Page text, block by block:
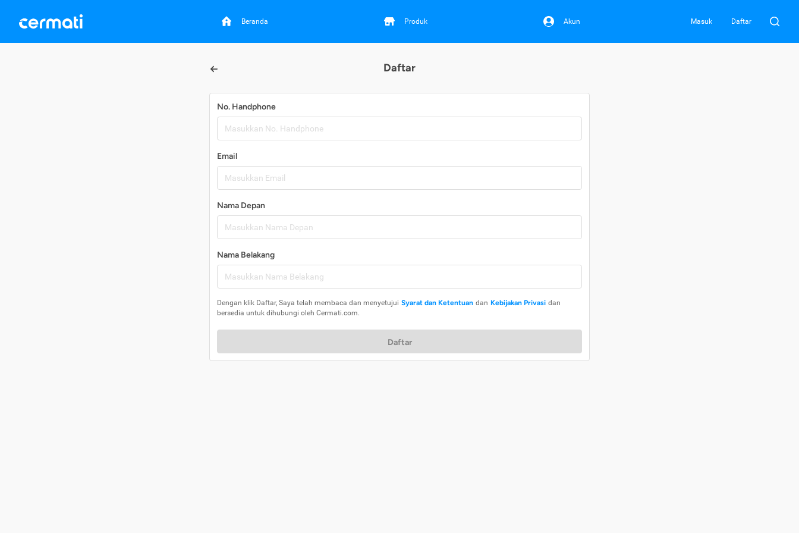
Beranda Produk Akun Masuk Daftar
Daftar
No. Handphone
Email
Nama Depan
Nama Belakang
Dengan klik Daftar, Saya telah membaca dan menyetujui Syarat dan Ketentuan dan Kebijakan Privasi dan
bersedia untuk dihubungi oleh Cermati.com.
Daftar